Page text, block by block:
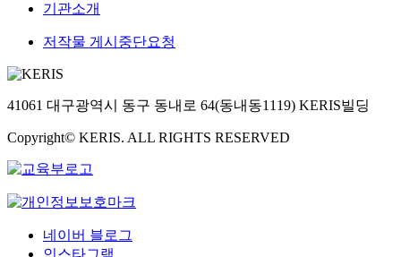
기관소개
저작물 게시중단요청
41061 대구광역시 동구 동내로 64(동내동1119) KERIS빌딩
Copyright© KERIS. ALL RIGHTS RESERVED
네이버 블로그